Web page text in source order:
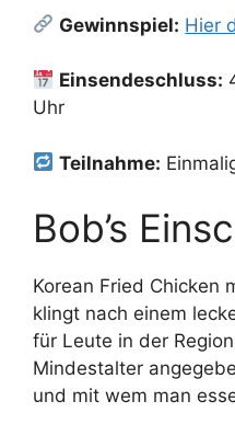
Gewinnspiel: Hier
Einsendeschluss:
Uhr
Teilnahme:
Bob’s
Korean Fried Chicken
klingt nach einem
für Leute in der
Mindestalter
und mit wem man